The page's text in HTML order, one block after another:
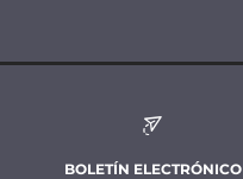
BOLETÍN ELECTRÓNICO